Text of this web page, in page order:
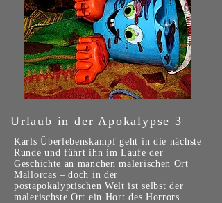
Urlaub in der Apokalypse 3
Karls Überlebenskampf geht in die nächste
Runde und führt ihn im Laufe der
Geschichte an manchen malerischen Ort
Mallorcas – doch in der
postapokalyptischen Welt ist selbst der
malerischste Ort ein Hort des Horrors.